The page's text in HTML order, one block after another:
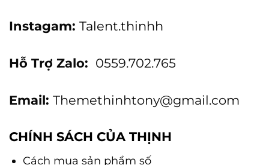
Instagam: Talent.thinhh
Hỗ Trợ Zalo: 0559.702.765
Email: Themethinhtony@gmail.com
CHÍNH SÁCH CỦA THỊNH
Cách mua sản phẩm số